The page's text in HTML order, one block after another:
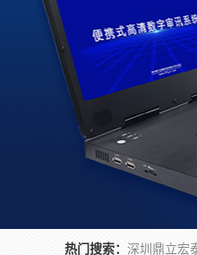
热门搜索：